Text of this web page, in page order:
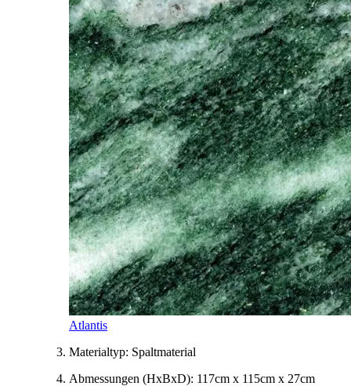
Atlantis
Materialtyp: Spaltmaterial
Abmessungen (HxBxD): 117cm x 115cm x 27cm